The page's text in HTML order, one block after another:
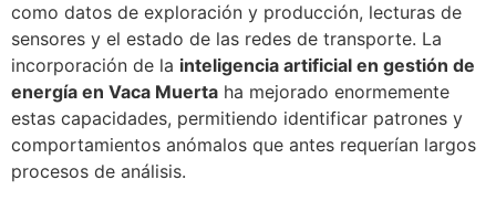
como datos de exploración y producción, lecturas de
sensores y el estado de las redes de transporte. La
incorporación de la inteligencia artificial en gestión de
energía en Vaca Muerta ha mejorado enormemente
estas capacidades, permitiendo identificar patrones y
comportamientos anómalos que antes requerían largos
procesos de análisis.